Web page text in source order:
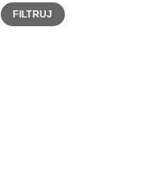
Cena
min
Cena
maxFILTRUJ